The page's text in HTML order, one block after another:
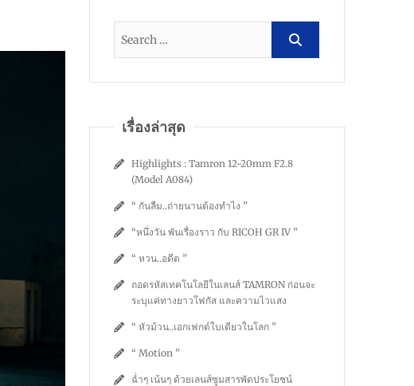
เรื่องล่าสุด
Highlights : Tamron 12-20mm F2.8
(Model A084)
“ กันลืม..ถ่ายนานต้องทำไง ”
“หนึ่งวัน พันเรื่องราว กับ RICOH GR IV ”
“ หวน..อดีต ”
ถอดรหัสเทคโนโลยีในเลนส์ TAMRON ก่อนจะ
ระบุแค่ทางยาวโฟกัส และความไวแสง
“ หัวม้วน..เอกเฟกต์ใบเดียวในโลก ”
“ Motion ”
ฉ่ำๆ เน้นๆ ด้วยเลนส์ซูมสารพัดประโยชน์